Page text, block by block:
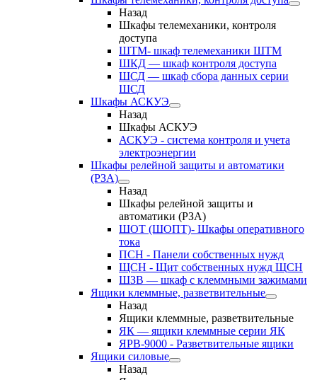
Назад
Шкафы телемеханики, контроля
доступа
ШТМ- шкаф телемеханики ШТМ
ШКД — шкаф контроля доступа
ШСД — шкаф сбора данных серии
ШСД
Шкафы АСКУЭ
Назад
Шкафы АСКУЭ
АСКУЭ - система контроля и учета
электроэнергии
Шкафы релейной защиты и автоматики
(РЗА)
Назад
Шкафы релейной защиты и
автоматики (РЗА)
ШОТ (ШОПТ)- Шкафы оперативного
тока
ПСН - Панели собственных нужд
ЩСН - Щит собственных нужд ЩСН
ШЗВ — шкаф с клеммными зажимами
Ящики клеммные, разветвительные
Назад
Ящики клеммные, разветвительные
ЯК — ящики клеммные серии ЯК
ЯРВ-9000 - Разветвительные ящики
Ящики силовые
Назад